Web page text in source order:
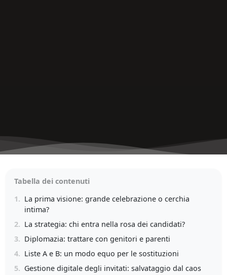
Tabella dei contenuti
1. La prima visione: grande celebrazione o cerchia
intima?
2. La strategia: chi entra nella rosa dei candidati?
3. Diplomazia: trattare con genitori e parenti
4. Liste A e B: un modo equo per le sostituzioni
5. Gestione digitale degli invitati: salvataggio dal caos